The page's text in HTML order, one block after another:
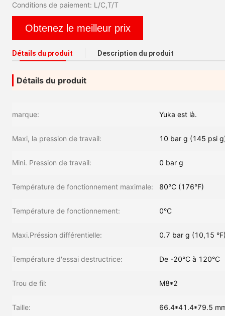
Conditions de paiement: L/C,T/T
Obtenez le meilleur prix
Détails du produit Description du produit
Détails du produit
marque: Yuka est là.
Maxi, la pression de travail: 10 bar g (145 psi
Mini. Pression de travail: 0 bar g
Température de fonctionnement maximale: 80°C (176°F)
Température de fonctionnement: 0°C
Maxi.Préssion différentielle: 0.7 bar g (10,15
Température d'essai destructrice: De -20°C à 120°C
Trou de fil: M8*2
Taille: 66.4*41.4*79.5